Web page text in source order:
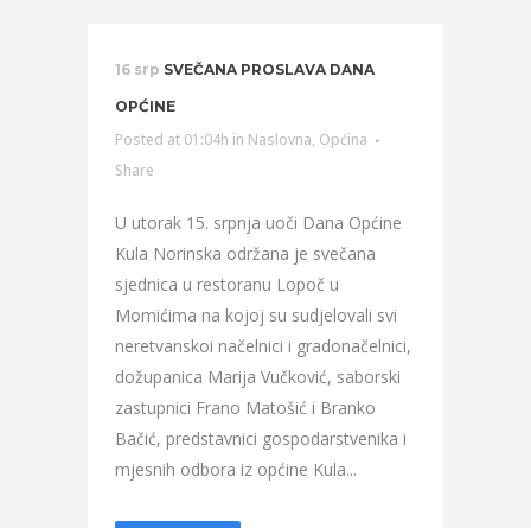
16 srp SVEČANA PROSLAVA DANA
OPĆINE
Posted at 01:04h in Naslovna, Općina
Share
U utorak 15. srpnja uoči Dana Općine
Kula Norinska održana je svečana
sjednica u restoranu Lopoč u
Momićima na kojoj su sudjelovali svi
neretvanskoi načelnici i gradonačelnici,
dožupanica Marija Vučković, saborski
zastupnici Frano Matošić i Branko
Bačić, predstavnici gospodarstvenika i
mjesnih odbora iz općine Kula...